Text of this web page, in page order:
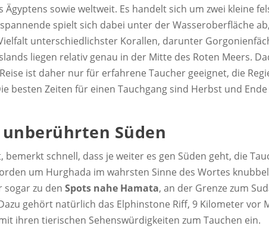
Ägyptens sowie weltweit. Es handelt sich um zwei kleine
spielt sich dabei unter der Wasseroberfläche
unterschiedlichster Korallen, darunter
liegen relativ genau in der Mitte des Roten Meers.
ist daher nur für erfahrene Taucher geeignet, die
besten Zeiten für einen Tauchgang sind Herbst und
Süden
bemerkt schnell, dass je weiter es gen Süden geht, die
um Hurghada im wahrsten Sinne des Wortes
sogar zu den Spots nahe Hamata, an der Grenze zum
gehört natürlich das Elphinstone Riff, 9 Kilometer vor
ihren tierischen Sehenswürdigkeiten zum Tauchen ein.